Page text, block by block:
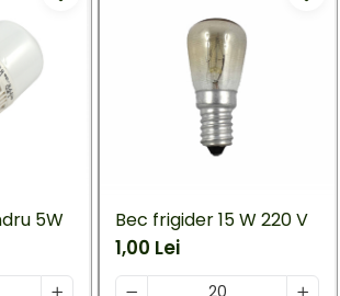
5W Bec frigider 15 W 220 V
1,00 Lei